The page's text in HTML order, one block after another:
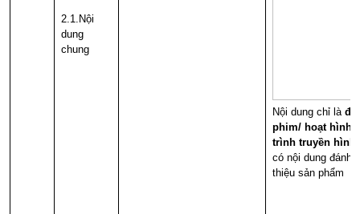
2.1.Nội
dung
chung
Nội dung chỉ là
phim/ hoạt hình/
trình truyền hình
có nội dung đánh
thiệu sản phẩm